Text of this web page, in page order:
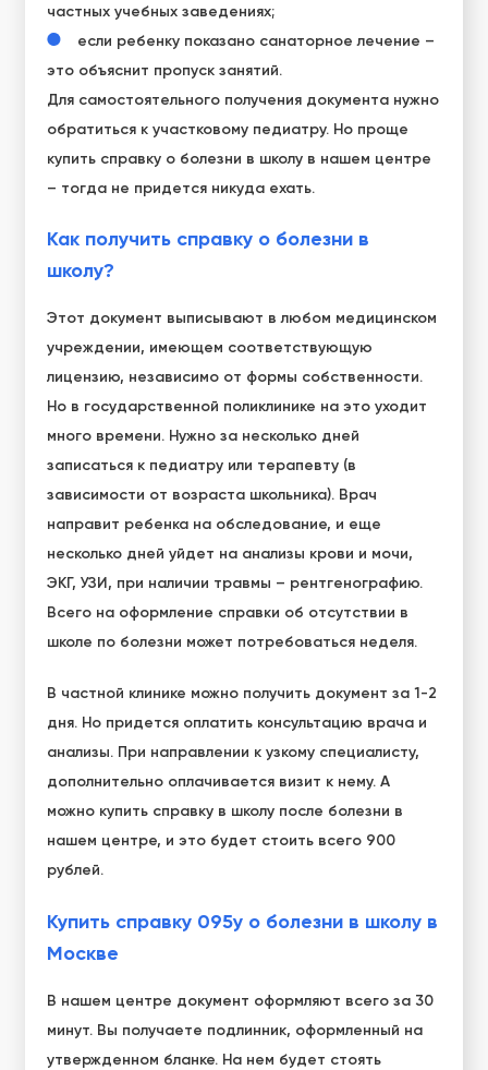
частных учебных заведениях;
если ребенку показано санаторное лечение –
это объяснит пропуск занятий.
Для самостоятельного получения документа нужно
обратиться к участковому педиатру. Но проще
купить справку о болезни в школу в нашем центре
– тогда не придется никуда ехать.
Как получить справку о болезни в
школу?
Этот документ выписывают в любом медицинском
учреждении, имеющем соответствующую
лицензию, независимо от формы собственности.
Но в государственной поликлинике на это уходит
много времени. Нужно за несколько дней
записаться к педиатру или терапевту (в
зависимости от возраста школьника). Врач
направит ребенка на обследование, и еще
несколько дней уйдет на анализы крови и мочи,
ЭКГ, УЗИ, при наличии травмы – рентгенографию.
Всего на оформление справки об отсутствии в
школе по болезни может потребоваться неделя.
В частной клинике можно получить документ за 1-2
дня. Но придется оплатить консультацию врача и
анализы. При направлении к узкому специалисту,
дополнительно оплачивается визит к нему. А
можно купить справку в школу после болезни в
нашем центре, и это будет стоить всего 900
рублей.
Купить справку 095у о болезни в школу в
Москве
В нашем центре документ оформляют всего за 30
минут. Вы получаете подлинник, оформленный на
утвержденном бланке. На нем будет стоять